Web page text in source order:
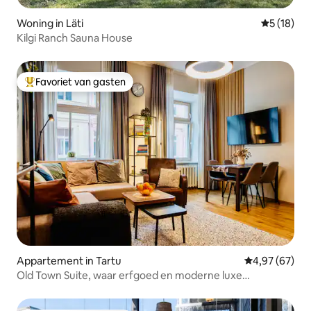
Woning in Läti
5 (18)
Kilgi Ranch Sauna House
Topfavoriet van gasten
Favoriet van gasten
Appartement in Tartu Gemiddelde
4,97 (67)
Old Town Suite, waar erfgoed en moderne luxe